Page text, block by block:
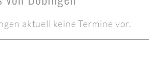
aktuell keine Termine vor.